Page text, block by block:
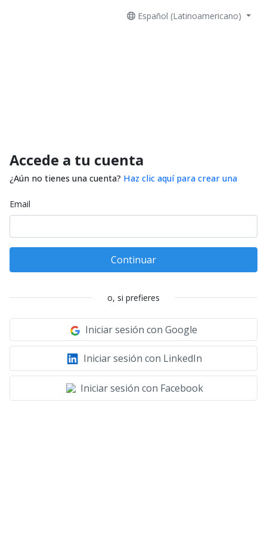
Español (Latinoamericano)
Accede a tu cuenta
¿Aún no tienes una cuenta? Haz clic aquí para crear una
Email
Continuar
o, si prefieres
Iniciar sesión con Google
Iniciar sesión con LinkedIn
Iniciar sesión con Facebook